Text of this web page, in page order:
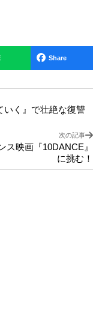
Share
いく』で壮絶な復讐
次の記事
ス映画『10DANCE』
に挑む！